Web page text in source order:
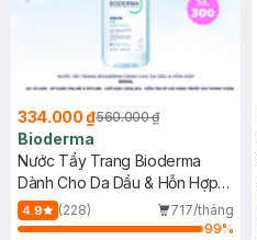
334.000 ₫560.000 ₫
Bioderma
Nước Tẩy Trang Bioderma
Dành Cho Da Dầu & Hỗn Hợp
500ml
4.9 (228)
717/tháng
99%